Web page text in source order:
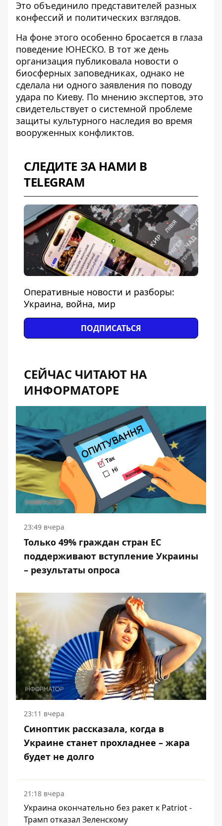
Это объединило представителей разных
конфессий и политических взглядов.
На фоне этого особенно бросается в глаза
поведение ЮНЕСКО. В тот же день
организация публиковала новости о
биосферных заповедниках, однако не
сделала ни одного заявления по поводу
удара по Киеву. По мнению экспертов, это
свидетельствует о системной проблеме
защиты культурного наследия во время
вооруженных конфликтов.
СЛЕДИТЕ ЗА НАМИ В
TELEGRAM
Оперативные новости и разборы:
Украина, война, мир
ПОДПИСАТЬСЯ
СЕЙЧАС ЧИТАЮТ НА
ИНФОРМАТОРЕ
23:49 вчера
Только 49% граждан стран ЕС
поддерживают вступление Украины
– результаты опроса
23:11 вчера
Синоптик рассказала, когда в
Украине станет прохладнее – жара
будет не долго
21:18 вчера
Украина окончательно без ракет к Patriot -
Трамп отказал Зеленскому